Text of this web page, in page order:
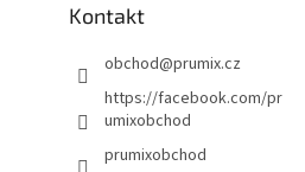
Kontakt
obchod@prumix.cz
https://facebook.com/pr
umixobchod
prumixobchod